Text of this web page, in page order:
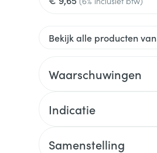
Bekijk alle producten
Waarschuwingen
Indicatie
Samenstelling